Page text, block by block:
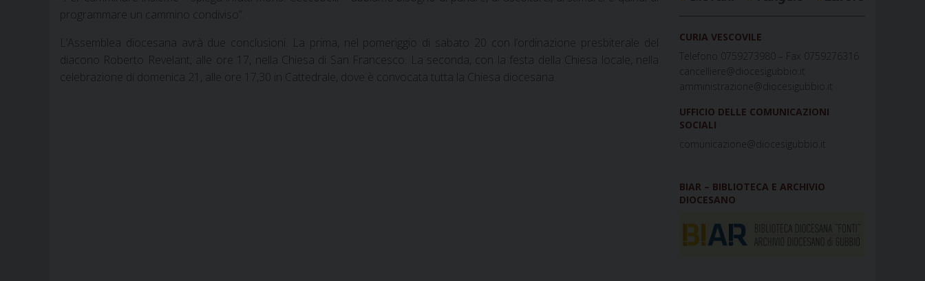
programmare un cammino condiviso”.
L’Assemblea diocesana avrà due conclusioni. La prima, nel pomeriggio di sabato 20 con l’ordinazione presbiterale del
diacono Roberto Revelant, alle ore 17, nella Chiesa di San Francesco. La seconda, con la festa della Chiesa locale, nella
celebrazione di domenica 21, alle ore 17,30 in Cattedrale, dove è convocata tutta la Chiesa diocesana.
CURIA VESCOVILE
Telefono 0759273980 – Fax 0759276316
cancelliere@diocesigubbio.it
amministrazione@diocesigubbio.it
UFFICIO DELLE COMUNICAZIONI
SOCIALI
comunicazione@diocesigubbio.it
BIAR – BIBLIOTECA E ARCHIVIO
DIOCESANO